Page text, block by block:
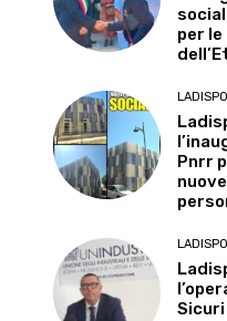
per
Pnrr